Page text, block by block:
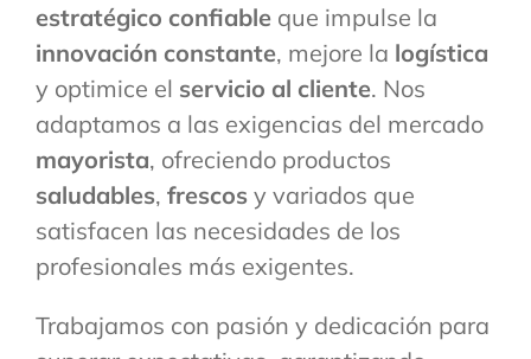
estratégico confiableque impulse la
innovación constante, mejore la logística
y optimice el servicio al cliente. Nos
adaptamos a las exigencias del mercado
mayorista, ofreciendo productos
saludables, frescos y variados que
satisfacen las necesidades de los
profesionales más exigentes.
Trabajamos con pasión y dedicación para